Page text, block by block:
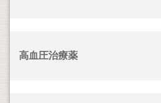
高血圧治療薬